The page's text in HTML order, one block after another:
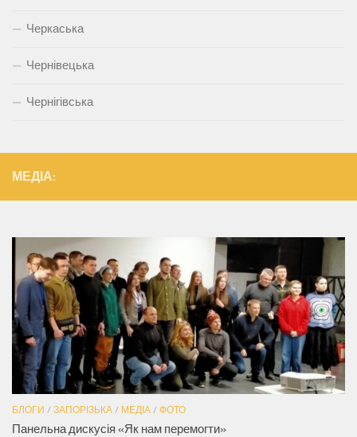
Черкаська
Чернівецька
Чернігівська
МЕДІА:
БЛОГИ / ЗАПОРІЗЬКА / МЕДІА / ФОТО
Панельна дискусія «Як нам перемогти»